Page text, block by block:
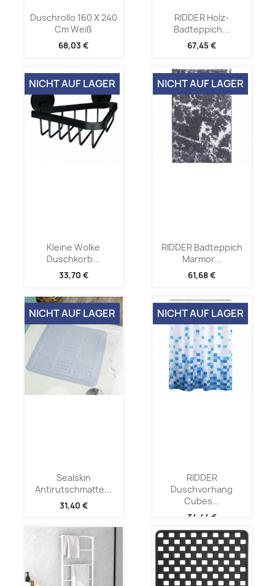
Duschrollo 160 X 240
Cm Weiß
68,03 €
RIDDER Holz-
Badteppich...
67,45 €
Kleine Wolke
Duschkorb...
33,70 €
NICHT AUF LAGER
RIDDER Badteppich
Marmor...
61,68 €
NICHT AUF LAGER
Sealskin
Antirutschmatte...
31,40 €
NICHT AUF LAGER
RIDDER
Duschvorhang
Cubes...
34,44 €
NICHT AUF LAGER